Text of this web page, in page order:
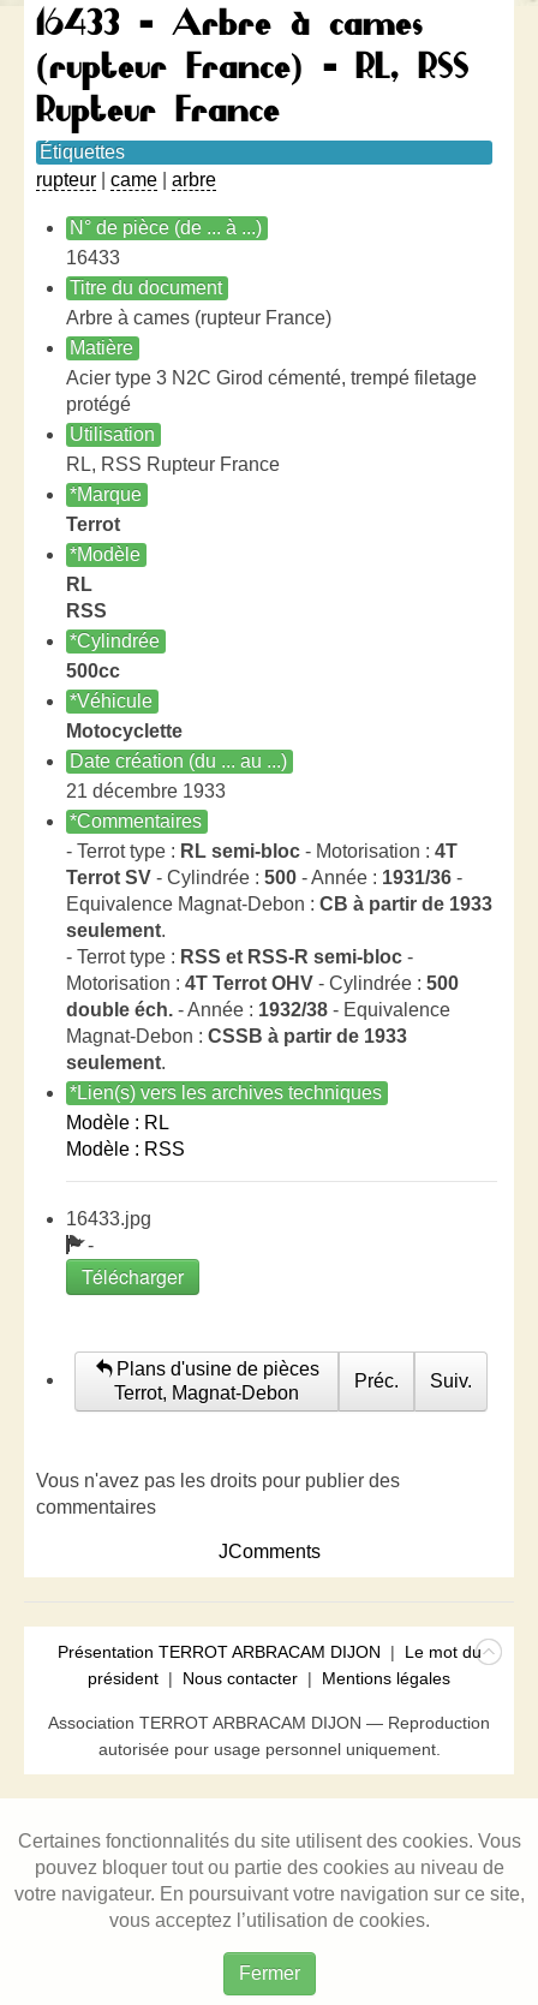
16433 - Arbre à cames
(rupteur France) - RL, RSS
Rupteur France
Étiquettes
rupteur
came arbre
N° de pièce (de ... à ...)
16433
Titre du document
Arbre à cames (rupteur France)
Matière
Acier type 3 N2C Girod cémenté, trempé filetage
protégé
Utilisation
RL, RSS Rupteur France
*Marque
Terrot
*Modèle
RL
RSS
*Cylindrée
500cc
*Véhicule
Motocyclette
Date création (du ... au ...)
21 décembre 1933
*Commentaires
- Terrot type : RL semi-bloc - Motorisation : 4T
Terrot SV - Cylindrée : 500 - Année : 1931/36 -
Equivalence Magnat-Debon : CB à partir de 1933
seulement.
- Terrot type : RSS et RSS-R semi-bloc -
Motorisation : 4T Terrot OHV - Cylindrée : 500
double éch. - Année : 1932/38 - Equivalence
Magnat-Debon : CSSB à partir de 1933
seulement.
*Lien(s) vers les archives techniques
Modèle : RL
Modèle : RSS
16433.jpg
-
Télécharger
Plans d'usine de pièces
Terrot, Magnat-Debon
Préc. Suiv.
Vous n'avez pas les droits pour publier des
commentaires
JComments
Présentation TERROT ARBRACAM DIJON | Le mot du
président | Nous contacter | Mentions légales
Association TERROT ARBRACAM DIJON — Reproduction
autorisée pour usage personnel uniquement.
Certaines fonctionnalités du site utilisent des cookies. Vous
pouvez bloquer tout ou partie des cookies au niveau de
votre navigateur. En poursuivant votre navigation sur ce site,
vous acceptez l’utilisation de cookies.
Fermer